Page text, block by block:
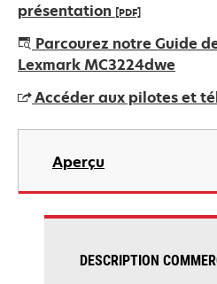
présentation [PDF]
s’ouvre
dans
nouvel
onglet
Parcourez notre Guide
Lexmark MC3224dwe
Accéder aux pilotes et
s’ouvre
nouvel
onglet
Aperçu
DESCRIPTION